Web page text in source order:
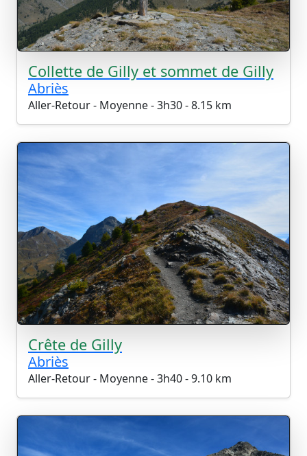
Collette de Gilly et sommet de Gilly
Abriès
Aller-Retour - Moyenne - 3h30 - 8.15 km
Crête de Gilly
Abriès
Aller-Retour - Moyenne - 3h40 - 9.10 km